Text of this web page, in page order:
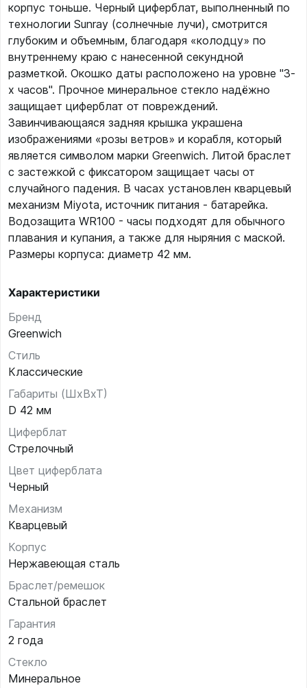
корпус тоньше. Черный циферблат, выполненный по
технологии Sunray (солнечные лучи), смотрится
глубоким и объемным, благодаря «колодцу» по
внутреннему краю с нанесенной секундной
разметкой. Окошко даты расположено на уровне "3-
х часов". Прочное минеральное стекло надёжно
защищает циферблат от повреждений.
Завинчивающаяся задняя крышка украшена
изображениями «розы ветров» и корабля, который
является символом марки Greenwich. Литой браслет
с застежкой с фиксатором защищает часы от
случайного падения. В часах установлен кварцевый
механизм Miyota, источник питания - батарейка.
Водозащита WR100 - часы подходят для обычного
плавания и купания, а также для ныряния с маской.
Размеры корпуса: диаметр 42 мм.
Характеристики
Бренд
Greenwich
Стиль
Классические
Габариты (ШхВхТ)
D 42 мм
Циферблат
Стрелочный
Цвет циферблата
Черный
Механизм
Кварцевый
Корпус
Нержавеющая сталь
Браслет/ремешок
Стальной браслет
Гарантия
2 года
Стекло
Минеральное